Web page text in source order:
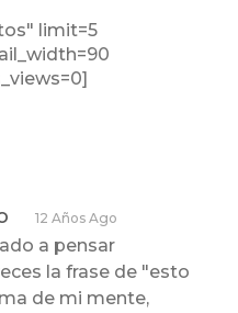
limit=5
12 Años Ago
a pensar
la frase de "esto
de mi mente,